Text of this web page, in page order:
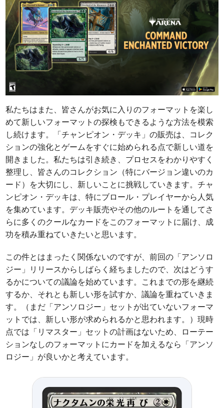
私たちはまた、皆さんがお気に入りのフォーマットを楽し
めて新しいフォーマットの探検もできるような方法を模索
し続けます。「チャンピオン・デッキ」の販売は、コレク
ションの強化とゲームをすぐに始められる点で新しい道を
開きました。私たちは引き続き、プロセスをわかりやすく
整理し、皆さんのコレクション（特にバージョン違いのカ
ード）を大切にし、新しいことに挑戦していきます。チャ
ンピオン・デッキは、特にブロール・プレイヤーから人気
を集めています。デッキ販売やその他のルートを通してさ
らに多くのクールなカードをこのフォーマットに届け、成
功を積み重ねていきたいと思います。
この件とはまったく関係ないのですが、前回の「アンソロ
ジー」リリースからしばらく経ちましたので、次はどうす
るかについての議論を始めています。これまでの形を継続
するか、それとも新しい形を試すか、議論を重ねていきま
す。（まだ「アンソロジー」セットが出ていないフォーマ
ットでは、新しい形が求められるかと思われます。）現時
点では「リマスター」セットの計画はないため、ローテー
ションなしのフォーマットにカードを加えるなら「アンソ
ロジー」が良いかと考えています。